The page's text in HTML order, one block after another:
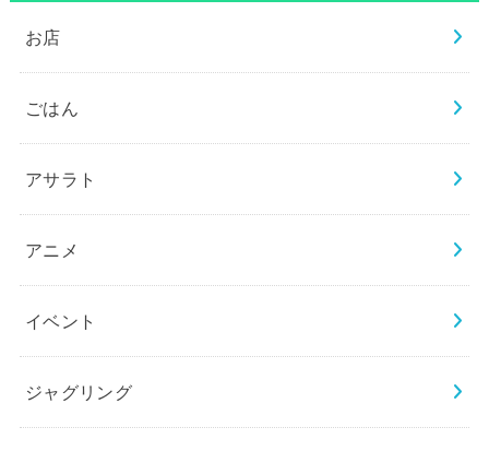
お店
ごはん
アサラト
アニメ
イベント
ジャグリング